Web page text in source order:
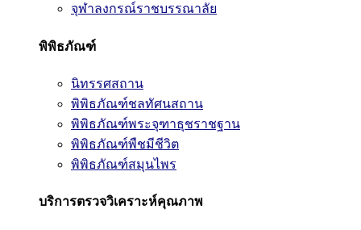
จุฬาลงกรณ์ราชบรรณาลัย
พิพิธภัณฑ์
นิทรรศสถาน
พิพิธภัณฑ์ชลทัศนสถาน
พิพิธภัณฑ์พระจุฑาธุชราชฐาน
พิพิธภัณฑ์พืชมีชีวิต
พิพิธภัณฑ์สมุนไพร
บริการตรวจวิเคราะห์คุณภาพ